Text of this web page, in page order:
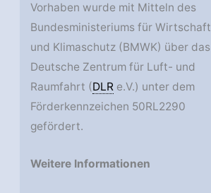
Vorhaben wurde mit Mitteln des
Bundesministeriums für Wirtschaft
und Klimaschutz (BMWK) über das
Deutsche Zentrum für Luft- und
Raumfahrt (DLR e.V.) unter dem
Förderkennzeichen 50RL2290
gefördert.
Weitere Informationen